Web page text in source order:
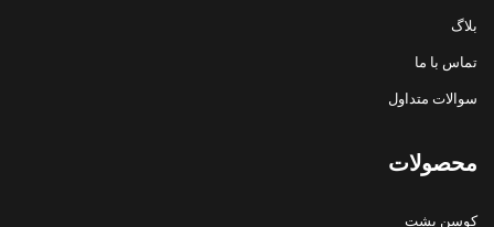
بلاگ
تماس با ما
سوالات متداول
محصولات
کوسن پشت